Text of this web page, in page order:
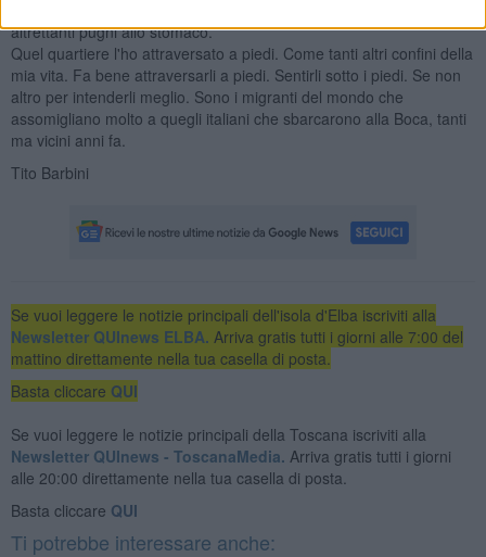
altrettanti pugni allo stomaco.
Quel quartiere l'ho attraversato a piedi. Come tanti altri confini della
mia vita. Fa bene attraversarli a piedi. Sentirli sotto i piedi. Se non
altro per intenderli meglio. Sono i migranti del mondo che
assomigliano molto a quegli italiani che sbarcarono alla Boca, tanti
ma vicini anni fa.
Tito Barbini
Se vuoi leggere le notizie principali dell'isola d'Elba iscriviti alla
Newsletter QUInews ELBA. Arriva gratis tutti i giorni alle 7:00 del
mattino direttamente nella tua casella di posta.
Basta cliccare QUI
Se vuoi leggere le notizie principali della Toscana iscriviti alla
Newsletter QUInews - ToscanaMedia. Arriva gratis tutti i giorni
alle 20:00 direttamente nella tua casella di posta.
Basta cliccare QUI
Ti potrebbe interessare anche: